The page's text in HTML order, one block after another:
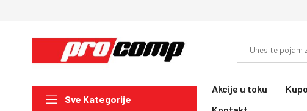
Sve Kategorije
Akcije u toku